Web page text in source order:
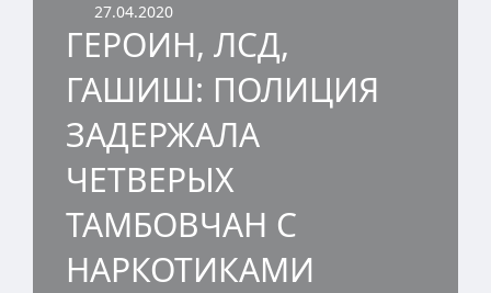
27.04.2020
ГЕРОИН, ЛСД,
ГАШИШ: ПОЛИЦИЯ
ЗАДЕРЖАЛА
ЧЕТВЕРЫХ
ТАМБОВЧАН С
НАРКОТИКАМИ